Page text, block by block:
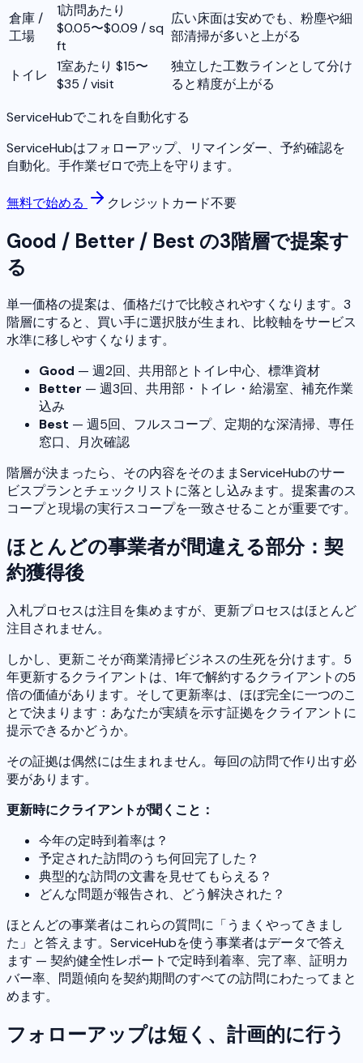
倉庫 /
工場
1訪問あたり
$0.05〜$0.09 / sq
ft
広い床面は安めでも、粉塵や細
部清掃が多いと上がる
トイレ
1室あたり $15〜
$35 / visit
独立した工数ラインとして分け
ると精度が上がる
ServiceHubでこれを自動化する
ServiceHubはフォローアップ、リマインダー、予約確認を
自動化。手作業ゼロで売上を守ります。
無料で始める クレジットカード不要
Good / Better / Best の3階層で提案す
る
単一価格の提案は、価格だけで比較されやすくなります。3
階層にすると、買い手に選択肢が生まれ、比較軸をサービス
水準に移しやすくなります。
Good — 週2回、共用部とトイレ中心、標準資材
Better — 週3回、共用部・トイレ・給湯室、補充作業
込み
Best — 週5回、フルスコープ、定期的な深清掃、専任
窓口、月次確認
階層が決まったら、その内容をそのままServiceHubのサー
ビスプランとチェックリストに落とし込みます。提案書のス
コープと現場の実行スコープを一致させることが重要です。
ほとんどの事業者が間違える部分：契
約獲得後
入札プロセスは注目を集めますが、更新プロセスはほとんど
注目されません。
しかし、更新こそが商業清掃ビジネスの生死を分けます。5
年更新するクライアントは、1年で解約するクライアントの5
倍の価値があります。そして更新率は、ほぼ完全に一つのこ
とで決まります：あなたが実績を示す証拠をクライアントに
提示できるかどうか。
その証拠は偶然には生まれません。毎回の訪問で作り出す必
要があります。
更新時にクライアントが聞くこと：
今年の定時到着率は？
予定された訪問のうち何回完了した？
典型的な訪問の文書を見せてもらえる？
どんな問題が報告され、どう解決された？
ほとんどの事業者はこれらの質問に「うまくやってきまし
た」と答えます。ServiceHubを使う事業者はデータで答え
ます — 契約健全性レポートで定時到着率、完了率、証明カ
バー率、問題傾向を契約期間のすべての訪問にわたってまと
めます。
フォローアップは短く、計画的に行う